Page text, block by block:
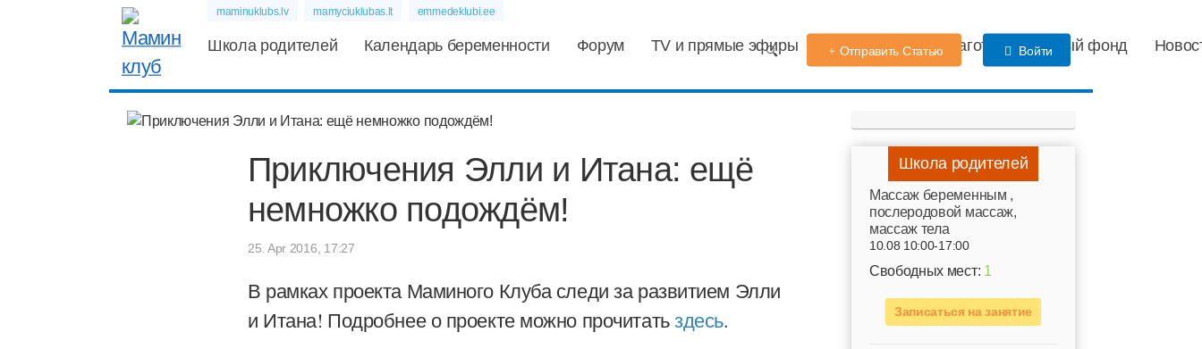
maminuklubs.lv mamyciuklubas.lt emmedeklubi.ee
Школа родителей Календарь беременности Форум TV и прямые эфиры Детский сад Благотворительный фонд
Отправить Статью Войти
Приключения Элли и Итана: ещё
немножко подождём!
25. Apr 2016, 17:27
В рамках проекта Маминого Клуба следи за развитием Элли
и Итана! Подробнее о проекте можно прочитатьздесь.
Школа родителей
Mассаж беременным ,
послеродовой массаж,
массаж тела
10.08 10:00-17:00
Свободных мест: 1
Записаться на занятие